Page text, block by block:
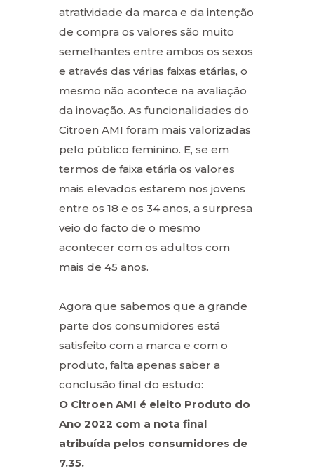
atratividade da marca e da intenção
de compra os valores são muito
semelhantes entre ambos os sexos
e através das várias faixas etárias, o
mesmo não acontece na avaliação
da inovação. As funcionalidades do
Citroen AMI foram mais valorizadas
pelo público feminino. E, se em
termos de faixa etária os valores
mais elevados estarem nos jovens
entre os 18 e os 34 anos, a surpresa
veio do facto de o mesmo
acontecer com os adultos com
mais de 45 anos.
Agora que sabemos que a grande
parte dos consumidores está
satisfeito com a marca e com o
produto, falta apenas saber a
conclusão final do estudo:
O Citroen AMI é eleito Produto do
Ano 2022 com a nota final
atribuída pelos consumidores de
7.35.